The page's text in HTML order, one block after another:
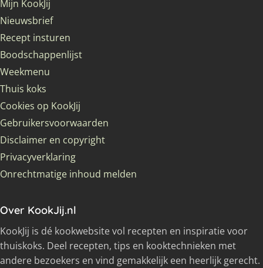
Mijn KookJij
Nieuwsbrief
Recept insturen
Boodschappenlijst
Weekmenu
Thuis koks
Cookies op KookJij
Gebruikersvoorwaarden
Disclaimer en copyright
Privacyverklaring
Onrechtmatige inhoud melden
Over KookJij.nl
KookJij is dé kookwebsite vol recepten en inspiratie voor
thuiskoks. Deel recepten, tips en kooktechnieken met
andere bezoekers en vind gemakkelijk een heerlijk gerecht.